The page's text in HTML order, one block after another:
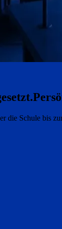
die Schule bis